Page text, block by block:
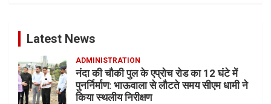
Latest News
ADMINISTRATION
नंदा की चौकी पुल के एप्रोच रोड का 12 घंटे में
पुनर्निर्माण: भाऊवाला से लौटते समय सीएम धामी ने
किया स्थलीय निरीक्षण